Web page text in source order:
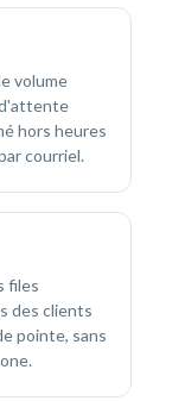
volume
hors heures
courriel.
files
des clients
pointe, sans